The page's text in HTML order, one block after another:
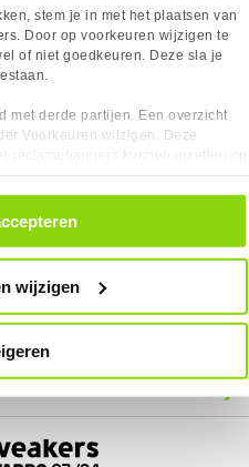
stem je in met het plaatsen van
Door op voorkeuren wijzigen te
of niet goedkeuren. Deze sla je
met derde partijen. Een overzicht
Voorkeuren wijzigen. Deze
altijd intrekken, dit doe je
klikken op ‘Cookievoorkeuren’
wijzigen
onze producten zo lang
Helaas is dit product op dit
leverbaar.
product uit de categorie